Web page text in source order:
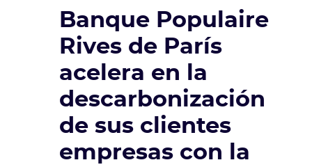
Banque Populaire
Rives de París
acelera en la
descarbonización
de sus clientes
empresas con la